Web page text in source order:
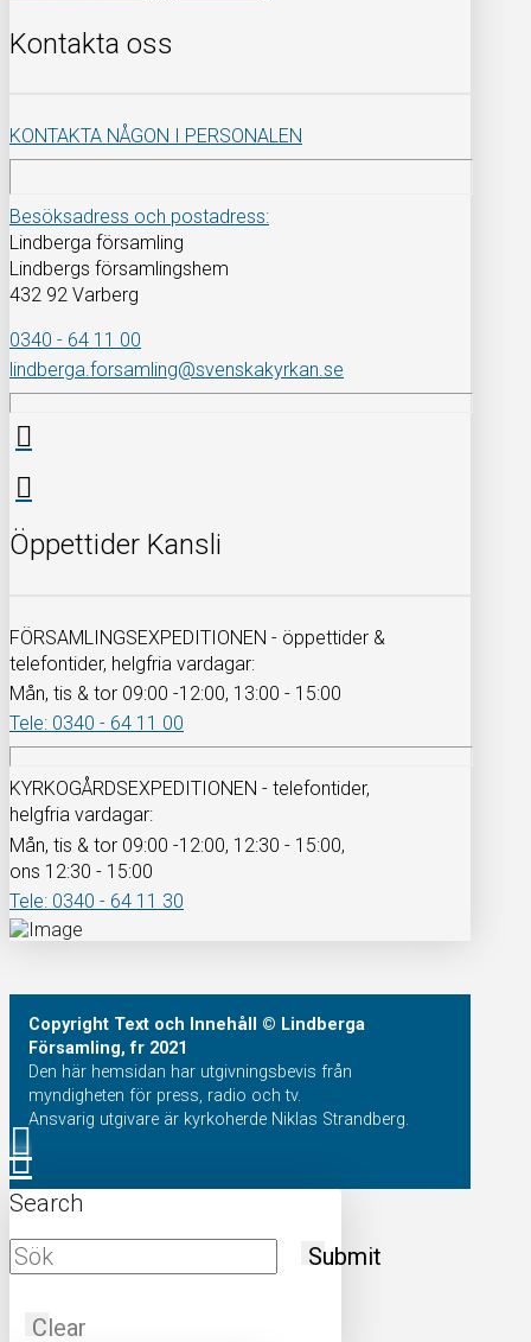
Kontakta oss
KONTAKTA NÅGON I PERSONALEN
Besöksadress och postadress:
Lindberga församling
Lindbergs församlingshem
432 92 Varberg
0340 - 64 11 00
lindberga.forsamling@svenskakyrkan.se
Öppettider Kansli
FÖRSAMLINGSEXPEDITIONEN - öppettider &
telefontider, helgfria vardagar:
Mån, tis & tor 09:00 -12:00, 13:00 - 15:00
Tele: 0340 - 64 11 00
KYRKOGÅRDSEXPEDITIONEN - telefontider,
helgfria vardagar:
Mån, tis & tor 09:00 -12:00, 12:30 - 15:00,
ons 12:30 - 15:00
Tele: 0340 - 64 11 30
Copyright Text och Innehåll
© Lindberga
Församling, fr 2021
Den här hemsidan har utgivningsbevis från
myndigheten för press, radio och tv.
Ansvarig utgivare är kyrkoherde Niklas Strandberg.
Search
Submit
Clear